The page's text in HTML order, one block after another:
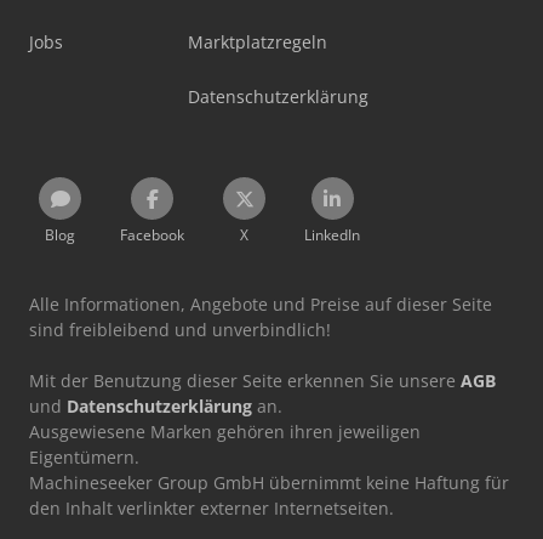
Jobs Marktplatzregeln
Datenschutzerklärung
Blog Facebook X LinkedIn
Alle Informationen, Angebote und Preise auf dieser Seite
sind freibleibend und unverbindlich!
Mit der Benutzung dieser Seite erkennen Sie unsere AGB
und Datenschutzerklärung an.
Ausgewiesene Marken gehören ihren jeweiligen
Eigentümern.
Machineseeker Group GmbH übernimmt keine Haftung für
den Inhalt verlinkter externer Internetseiten.